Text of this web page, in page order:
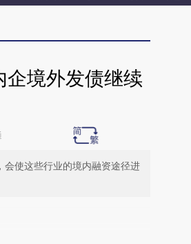
企境外发债继续
使这些行业的境内融资途径进